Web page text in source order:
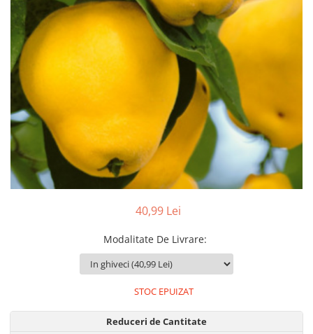
Dud
Corn
Smochin
Kaki
Mosmon
Migdal
40,99 Lei
Modalitate De Livrare:
STOC EPUIZAT
Reduceri de Cantitate